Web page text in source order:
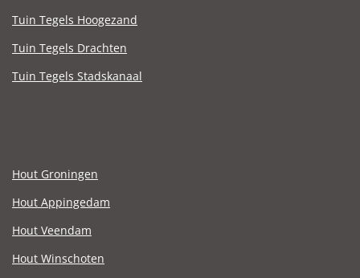
Tuin Tegels Hoogezand
Tuin Tegels Drachten
Tuin Tegels Stadskanaal
Hout Groningen
Hout Appingedam
Hout Veendam
Hout Winschoten